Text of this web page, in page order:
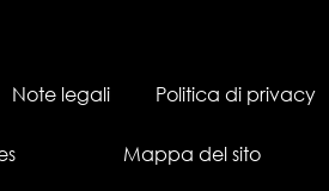
Note legali Politica di privacy
Mappa del sito